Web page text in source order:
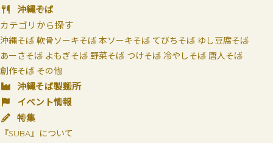
沖縄そば
カテゴリから探す
沖縄そば 軟骨ソーキそば 本ソーキそば てびちそば ゆし豆腐そば
あーさそば よもぎそば 野菜そば つけそば 冷やしそば 唐人そば
創作そば その他
沖縄そば製麺所
イベント情報
特集
『SUBA』について